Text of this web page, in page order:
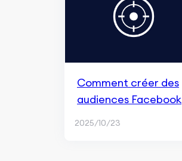
Comment créer des
audiences Facebook
2025/10/23